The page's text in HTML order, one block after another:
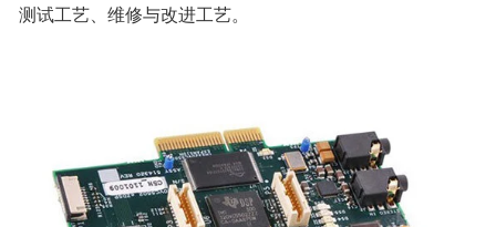
测试工艺、维修与改进工艺。